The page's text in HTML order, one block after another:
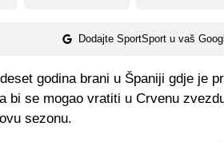
Dodajte SportSport u vaš
godina brani u Španiji gdje je
bi se mogao vratiti u Crvenu
sezonu.